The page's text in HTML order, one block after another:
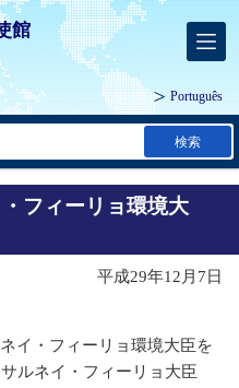
館
Português
検索
フィーリョ環境大
平成29年12月7日
イ・フィーリョ環境大臣を
ルネイ・フィーリョ大臣